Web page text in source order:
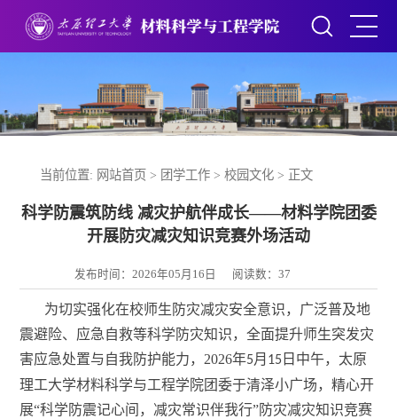
当前位置: 网站首页 > 团学工作> 校园文化> 正文
科学防震筑防线 减灾护航伴成长——材料学院团委
开展防灾减灾知识竞赛外场活动
发布时间：2026年05月16日 阅读数： 37
为切实强化在校师生防灾减灾安全意识，广泛普及地
震避险、应急自救等科学防灾知识，全面提升师生突发灾
害应急处置与自我防护能力，2026年5月 15 日中午，太原
理工大学材料科学与工程学院团委于清泽小广场，精心开
展“科学防震记心间，减灾常识伴我行”防灾减灾知识竞赛